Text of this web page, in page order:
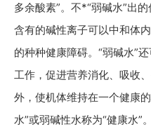
多余酸素”。不*“弱碱水”出
含有的碱性离子可以中和体
的种种健康障碍。“弱碱水”
工作，促进营养消化、吸收
外，使机体维持在一个健康
水”或弱碱性水称为“健康水”